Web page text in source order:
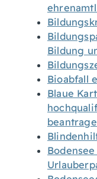
Bildung
Bioabfall
Blaue